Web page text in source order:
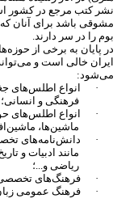
نشر کتب مرجع در کشور
مشوقی باشد برای آنان
بوم را در سر دارند.
در پایان به برخی از حوزه
ایران خالی است و می
میشود:
·
انواع اطلسهای
فرهنگی و انسانی؛
·
انواع اطلسهای
ماشینها، ماشین
·
دانشنامههای
مانند ادبیات و
ریاضی و...؛
·
فرهنگهای
·
فرهنگ عمومی